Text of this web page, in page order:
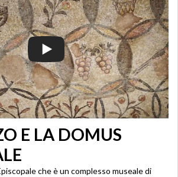
E LA DOMUS
che è un complesso museale di